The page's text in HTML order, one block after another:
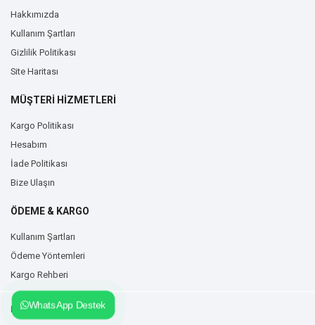
Hakkımızda
Kullanım Şartları
Gizlilik Politikası
Site Haritası
MÜŞTERİ HİZMETLERİ
Kargo Politikası
Hesabım
İade Politikası
Bize Ulaşın
ÖDEME & KARGO
Kullanım Şartları
Ödeme Yöntemleri
Kargo Rehberi
Duvarzemin.com © 2026
WhatsApp Destek